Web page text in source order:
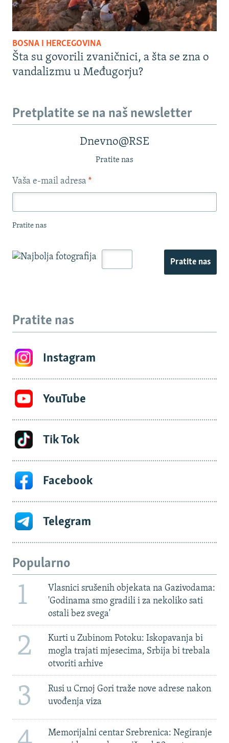
BOSNA I HERCEGOVINA
Šta su govorili zvaničnici, a šta se zna o
vandalizmu u Međugorju?
Pretplatite se na naš newsletter
Dnevno@RSE
Pratite nas
Vaša e-mail adresa *
Pratite nas
Pratite nas
Pratite nas
Instagram
YouTube
Tik Tok
Facebook
Telegram
Popularno
1
Vlasnici srušenih objekata na Gazivodama:
'Godinama smo gradili i za nekoliko sati
ostali bez svega'
2
Kurti u Zubinom Potoku: Iskopavanja bi
mogla trajati mjesecima, Srbija bi trebala
otvoriti arhive
3
Rusi u Crnoj Gori traže nove adrese nakon
uvođenja viza
Memorijalni centar Srebrenica: Negiranje